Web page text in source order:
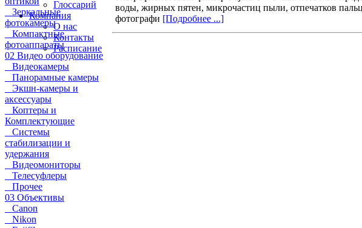
Глоссарий
Компания
О нас
Контакты
Расписание
Зеркальные
фотокамеры
Компактные
фотоаппараты
02 Видео оборудование
Видеокамеры
Панорамные камеры
Экшн-камеры и
аксессуары
Коптеры и
Комплектующие
Системы
стабилизации и
удержания
Видеомониторы
Телесуфлеры
Прочее
03 Объективы
Canon
Nikon
воды, жирных пятен, микрочастиц пыли, отпечатков
фотографи [Подробнее ...]